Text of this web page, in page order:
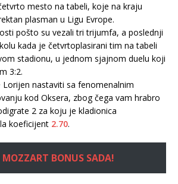
mesto na tabeli, koje na kraju
plasman u Ligu Evrope.
pošto su vezali tri trijumfa, a poslednji
kada je četvrtoplasirani tim na tabeli
stadionu, u jednom sjajnom duelu koji
3:2.
nastaviti sa fenomenalnim
kod Oksera, zbog čega vam hrabro
2 za koju je kladionica
koeficijent 2.70.
BONUS SADA!